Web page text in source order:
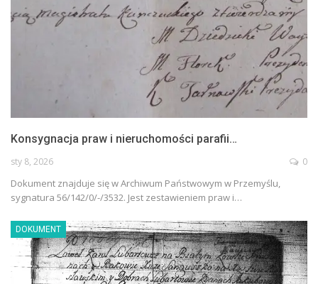
Konsygnacja praw i nieruchomości parafii…
sty 8, 2026 0
Dokument znajduje się w Archiwum Państwowym w Przemyślu,
sygnatura 56/142/0/-/3532. Jest zestawieniem praw i…
DOKUMENT